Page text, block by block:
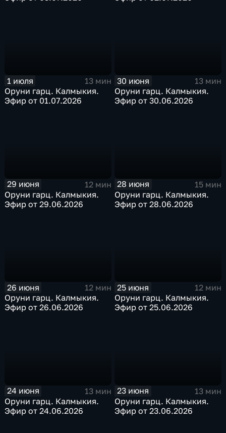
1 июля
13 мин
Оруни гарц. Калмыкия.
Эфир от 01.07.2026
30 июня
13 мин
Оруни гарц. Калмыкия.
Эфир от 30.06.2026
29 июня
12 мин
Оруни гарц. Калмыкия.
Эфир от 29.06.2026
28 июня
15 мин
Оруни гарц. Калмыкия.
Эфир от 28.06.2026
26 июня
12 мин
Оруни гарц. Калмыкия.
Эфир от 26.06.2026
25 июня
12 мин
Оруни гарц. Калмыкия.
Эфир от 25.06.2026
24 июня
13 мин
Оруни гарц. Калмыкия.
Эфир от 24.06.2026
23 июня
13 мин
Оруни гарц. Калмыкия.
Эфир от 23.06.2026